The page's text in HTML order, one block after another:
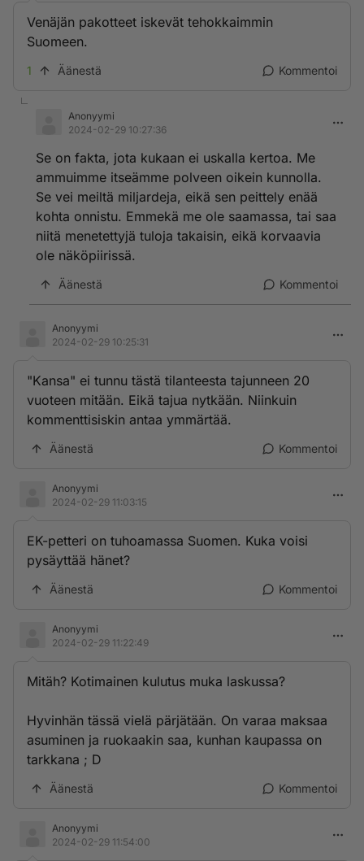
Venäjän pakotteet iskevät tehokkaimmin
Suomeen.
1 Äänestä Kommentoi
Anonyymi
2024-02-29 10:27:36
Se on fakta, jota kukaan ei uskalla kertoa. Me
ammuimme itseämme polveen oikein kunnolla.
Se vei meiltä miljardeja, eikä sen peittely enää
kohta onnistu. Emmekä me ole saamassa, tai saa
niitä menetettyjä tuloja takaisin, eikä korvaavia
ole näköpiirissä.
Äänestä Kommentoi
Anonyymi
2024-02-29 10:25:31
"Kansa" ei tunnu tästä tilanteesta tajunneen 20
vuoteen mitään. Eikä tajua nytkään. Niinkuin
kommenttisiskin antaa ymmärtää.
Äänestä Kommentoi
Anonyymi
2024-02-29 11:03:15
EK-petteri on tuhoamassa Suomen. Kuka voisi
pysäyttää hänet?
Äänestä Kommentoi
Anonyymi
2024-02-29 11:22:49
Mitäh? Kotimainen kulutus muka laskussa?
Hyvinhän tässä vielä pärjätään. On varaa maksaa
asuminen ja ruokaakin saa, kunhan kaupassa on
tarkkana ; D
Äänestä Kommentoi
Anonyymi
2024-02-29 11:54:00